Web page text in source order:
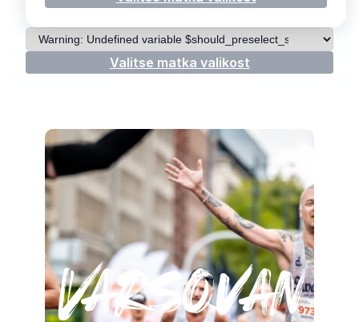
Valitse matka
Valitse matka valikost
Varsovan